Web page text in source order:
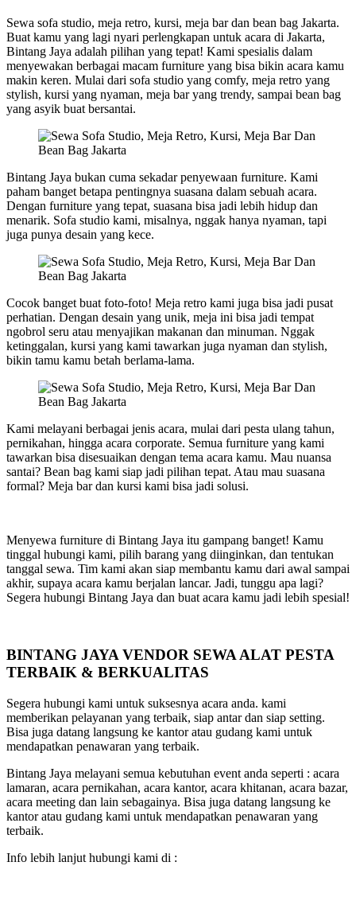
Sewa sofa studio, meja retro, kursi, meja bar dan bean bag Jakarta.
Buat kamu yang lagi nyari perlengkapan untuk acara di Jakarta,
Bintang Jaya adalah pilihan yang tepat! Kami spesialis dalam
menyewakan berbagai macam furniture yang bisa bikin acara kamu
makin keren. Mulai dari sofa studio yang comfy, meja retro yang
stylish, kursi yang nyaman, meja bar yang trendy, sampai bean bag
yang asyik buat bersantai.
Bintang Jaya bukan cuma sekadar penyewaan furniture. Kami
paham banget betapa pentingnya suasana dalam sebuah acara.
Dengan furniture yang tepat, suasana bisa jadi lebih hidup dan
menarik. Sofa studio kami, misalnya, nggak hanya nyaman, tapi
juga punya desain yang kece.
Cocok banget buat foto-foto! Meja retro kami juga bisa jadi pusat
perhatian. Dengan desain yang unik, meja ini bisa jadi tempat
ngobrol seru atau menyajikan makanan dan minuman. Nggak
ketinggalan, kursi yang kami tawarkan juga nyaman dan stylish,
bikin tamu kamu betah berlama-lama.
Kami melayani berbagai jenis acara, mulai dari pesta ulang tahun,
pernikahan, hingga acara corporate. Semua furniture yang kami
tawarkan bisa disesuaikan dengan tema acara kamu. Mau nuansa
santai? Bean bag kami siap jadi pilihan tepat. Atau mau suasana
formal? Meja bar dan kursi kami bisa jadi solusi.
Menyewa furniture di Bintang Jaya itu gampang banget! Kamu
tinggal hubungi kami, pilih barang yang diinginkan, dan tentukan
tanggal sewa. Tim kami akan siap membantu kamu dari awal sampai
akhir, supaya acara kamu berjalan lancar. Jadi, tunggu apa lagi?
Segera hubungi Bintang Jaya dan buat acara kamu jadi lebih spesial!
BINTANG JAYA VENDOR SEWA ALAT PESTA
TERBAIK & BERKUALITAS
Segera hubungi kami untuk suksesnya acara anda. kami
memberikan pelayanan yang terbaik, siap antar dan siap setting.
Bisa juga datang langsung ke kantor atau gudang kami untuk
mendapatkan penawaran yang terbaik.
Bintang Jaya melayani semua kebutuhan event anda seperti : acara
lamaran, acara pernikahan, acara kantor, acara khitanan, acara bazar,
acara meeting dan lain sebagainya. Bisa juga datang langsung ke
kantor atau gudang kami untuk mendapatkan penawaran yang
terbaik.
Info lebih lanjut hubungi kami di :